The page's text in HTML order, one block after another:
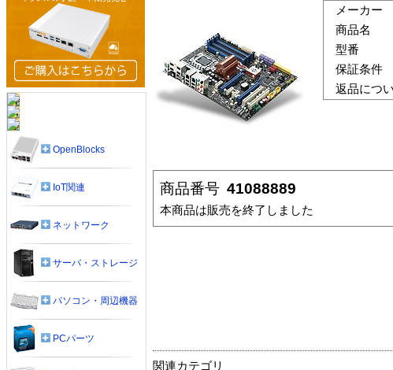
メーカー
商品名
型番
保証条件
返品につ
商品番号 41088889
本商品は販売を終了しました
関連カテゴリ
OpenBlocks
IoT関連
ネットワーク
サーバ・ストレージ
パソコン・周辺機器
PCパーツ